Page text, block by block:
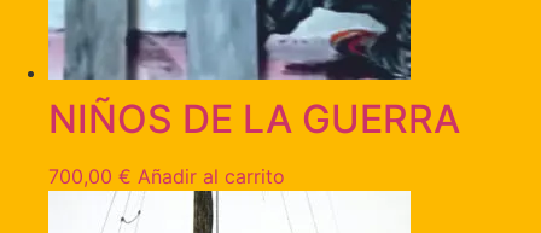
NIÑOS DE LA GUERRA
700,00 € Añadir al carrito